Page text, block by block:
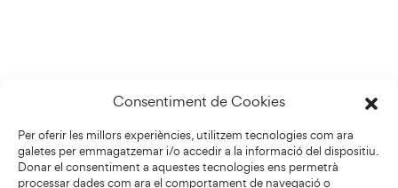
Consentiment de Cookies
Per oferir les millors experiències, utilitzem tecnologies com ara
galetes per emmagatzemar i/o accedir a la informació del dispositiu.
Donar el consentiment a aquestes tecnologies ens permetrà
processar dades com ara el comportament de navegació o